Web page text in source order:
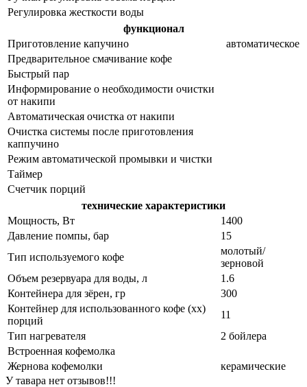
Регулировка жесткости воды
функционал
Приготовление капучино
автоматическое
Предварительное смачивание кофе
Быстрый пар
Информирование о необходимости очистки
от накипи
Автоматическая очистка от накипи
Очистка системы после приготовления
каппучино
Режим автоматической промывки и чистки
Таймер
Счетчик порций
технические характеристики
Мощность, Вт
1400
Давление помпы, бар
15
Тип используемого кофе
молотый/
зерновой
Объем резервуара для воды, л
1.6
Контейнера для зёрен, гр
300
Контейнер для использованного кофе (хх)
порций
11
Тип нагревателя
2 бойлера
Встроенная кофемолка
Жернова кофемолки
керамические
У тавара нет отзывов!!!